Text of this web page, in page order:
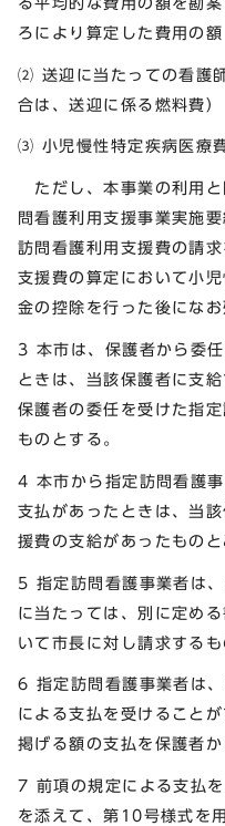
ろにより算定した費用の額
⑵ 送迎に当たっての看護
合は、送迎に係る燃料費）
⑶ 小児慢性特定疾病医療
ただし、本事業の利用と
問看護利用支援事業実施
訪問看護利用支援費の請
支援費の算定において小
金の控除を行った後にな
3 本市は、保護者から委
ときは、当該保護者に支
保護者の委任を受けた指
ものとする。
4 本市から指定訪問看護
支払があったときは、当
援費の支給があったものと
5 指定訪問看護事業者は
に当たっては、別に定め
いて市長に対し請求するも
6 指定訪問看護事業者は
による支払を受けること
掲げる額の支払を保護者か
7 前項の規定による支払
を添えて、第10号様式を